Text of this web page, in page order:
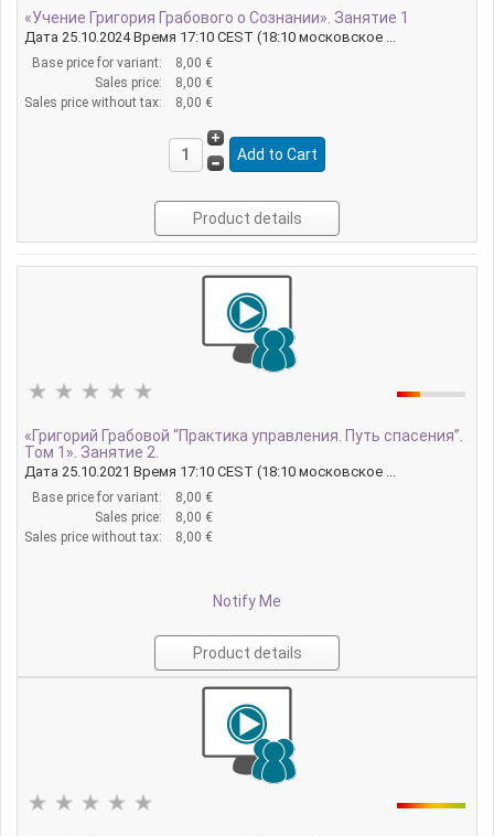
«Учение Григория Грабового о Сознании». Занятие 1
Дата 25.10.2024 Время 17:10 CEST (18:10 московское ...
Base price for variant:
8,00 €
Sales price:
8,00 €
Sales price without tax:
8,00 €
Product details
«Григорий Грабовой “Практика управления. Путь спасения”.
Том 1». Занятие 2.
Дата 25.10.2021 Время 17:10 CEST (18:10 московское ...
Base price for variant:
8,00 €
Sales price:
8,00 €
Sales price without tax:
8,00 €
Notify Me
Product details